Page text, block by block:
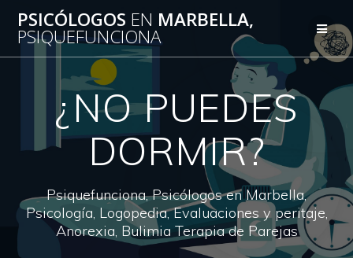
al
PSICÓLOGOS EN MARBELLA,
PSIQUEFUNCIONA
¿NO PUEDES
DORMIR?
Psiquefunciona, Psicólogos en Marbella,
Psicología, Logopedia, Evaluaciones y peritaje,
Anorexia, Bulimia Terapia de Parejas